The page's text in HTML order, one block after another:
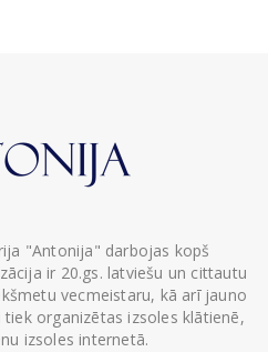
"Antonija" darbojas kopš
ir 20.gs. latviešu un cittautu
vecmeistaru, kā arī jauno
organizētas izsoles klātienē,
izsoles internetā.